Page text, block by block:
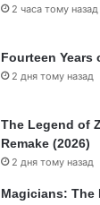
2 часа тому назад
Fourteen Years
2 дня тому назад
The Legend of
Remake (2026)
2 дня тому назад
Magicians: The